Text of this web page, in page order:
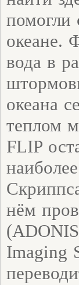
помогли
океане.
вода в
океана
теплом
FLIP
нём
Imaging